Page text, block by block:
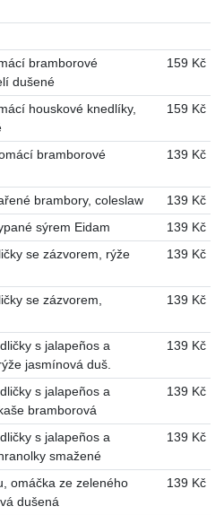
bramborové
dušené
159 Kč
houskové knedlíky,
159 Kč
bramborové
139 Kč
brambory, coleslaw
139 Kč
sýrem Eidam
139 Kč
se zázvorem, rýže
139 Kč
se zázvorem,
139 Kč
s jalapeños a
jasmínová duš.
139 Kč
s jalapeños a
bramborová
139 Kč
s jalapeños a
smažené
139 Kč
omáčka ze zeleného
dušená
139 Kč